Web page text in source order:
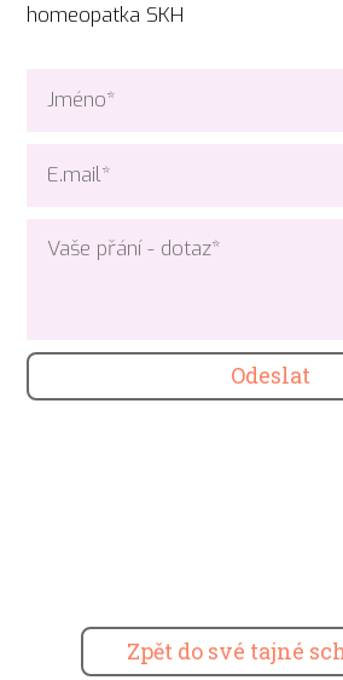
homeopatka SKH
Odeslat
Zpět do své tajné